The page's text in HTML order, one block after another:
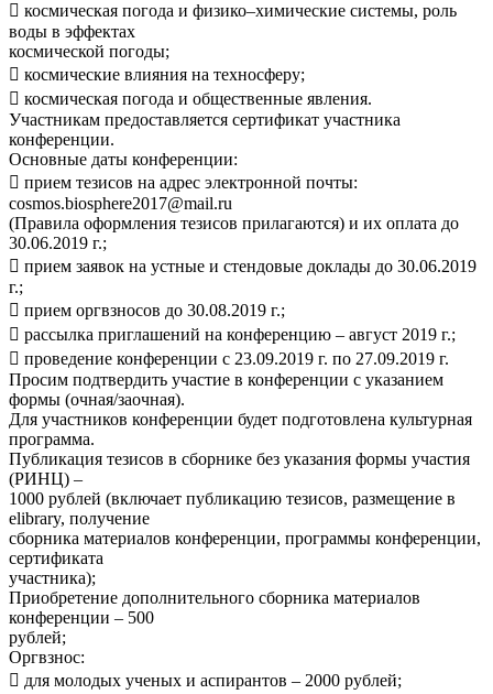
 космическая погода и физико–химические системы, роль
воды в эффектах
космической погоды;
 космические влияния на техносферу;
 космическая погода и общественные явления.
Участникам предоставляется сертификат участника
конференции.
Основные даты конференции:
 прием тезисов на адрес электронной почты:
cosmos.biosphere2017@mail.ru
(Правила оформления тезисов прилагаются) и их оплата до
30.06.2019 г.;
 прием заявок на устные и стендовые доклады до 30.06.2019
г.;
 прием оргвзносов до 30.08.2019 г.;
 рассылка приглашений на конференцию – август 2019 г.;
 проведение конференции с 23.09.2019 г. по 27.09.2019 г.
Просим подтвердить участие в конференции с указанием
формы (очная/заочная).
Для участников конференции будет подготовлена культурная
программа.
Публикация тезисов в сборнике без указания формы участия
(РИНЦ) –
1000 рублей (включает публикацию тезисов, размещение в
elibrary, получение
сборника материалов конференции, программы конференции,
сертификата
участника);
Приобретение дополнительного сборника материалов
конференции – 500
рублей;
Оргвзнос:
 для молодых ученых и аспирантов – 2000 рублей;